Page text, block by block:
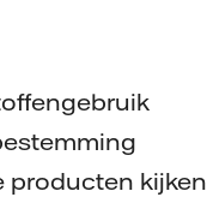
producten kijken